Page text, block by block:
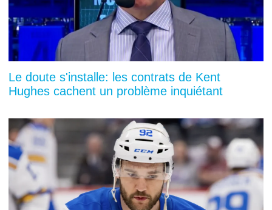
Le doute s'installe: les contrats de Kent
Hughes cachent un problème inquiétant